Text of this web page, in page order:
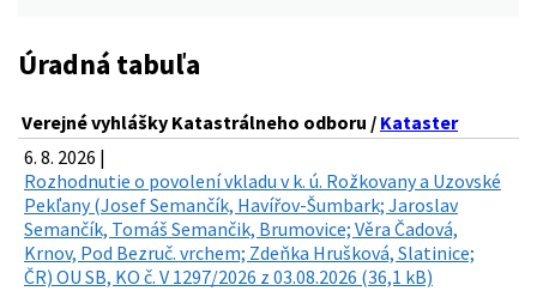
Úradná tabuľa
Verejné vyhlášky Katastrálneho odboru / Kataster
6. 8. 2026 |
Rozhodnutie o povolení vkladu v k. ú. Rožkovany a Uzovské
Pekľany (Josef Semančík, Havířov-Šumbark; Jaroslav
Semančík, Tomáš Semančik, Brumovice; Věra Čadová,
Krnov, Pod Bezruč. vrchem; Zdeňka Hrušková, Slatinice;
ČR) OU SB, KO č. V 1297/2026 z 03.08.2026 (36,1 kB)